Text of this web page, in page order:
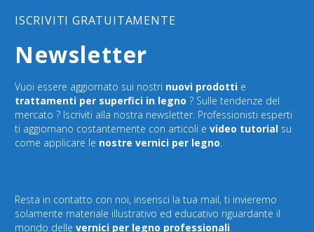
ISCRIVITI GRATUITAMENTE
Newsletter
Vuoi essere aggiornato sui nostri nuovi prodotti e
trattamenti per superfici in legno ? Sulle tendenze del
mercato ? Iscriviti alla nostra newsletter. Professionisti esperti
ti aggiornano costantemente con articoli e video tutorial su
come applicare le nostre vernici per legno
Resta in contatto con noi, inserisci la tua mail, ti invieremo
solamente materiale illustrativo ed educativo riguardante il
mondo delle vernici per legno professionali